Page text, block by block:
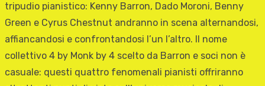
tripudio pianistico: Kenny Barron, Dado Moroni, Benny
Green e Cyrus Chestnut andranno in scena alternandosi,
affiancandosi e confrontandosi l’un l’altro. Il nome
collettivo 4 by Monk by 4 scelto da Barron e soci non è
casuale: questi quattro fenomenali pianisti offriranno